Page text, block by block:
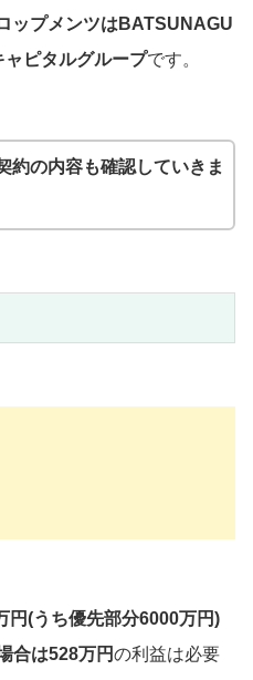
ップメンツはBATSUNAGU
ピタルグループです。
約の内容も確認していきま
円(うち優先部分6000万円)
合は528万円の利益は必要